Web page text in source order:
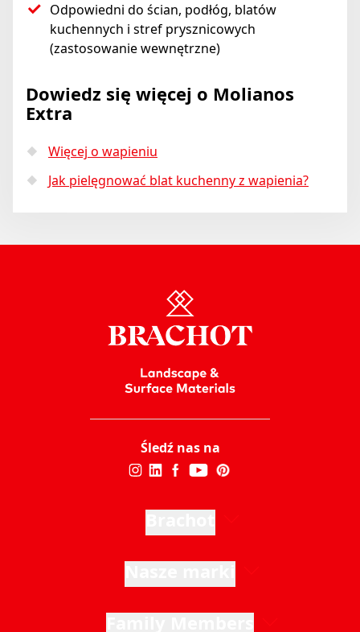
Odpowiedni do ścian, podłóg, blatów
kuchennych i stref prysznicowych
(zastosowanie wewnętrzne)
Dowiedz się więcej o Molianos
Extra
Więcej o wapieniu
Jak pielęgnować blat kuchenny z wapienia?
Śledź nas na